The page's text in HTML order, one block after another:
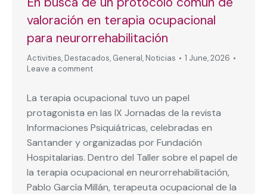
valoración en terapia ocupacional
para neurorrehabilitación
Activities, Destacados, General, Noticias
1 June, 2026
Leave a comment
La terapia ocupacional tuvo un papel
protagonista en las IX Jornadas de la revista
Informaciones Psiquiátricas, celebradas en
Santander y organizadas por Fundación
Hospitalarias. Dentro del Taller sobre el papel de
la terapia ocupacional en neurorrehabilitación,
Pablo García Millán, terapeuta ocupacional de la